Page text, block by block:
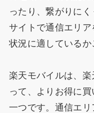
ったり、繋がりに
サイトで通信エリ
状況に適しているか
楽天モバイルは、
って、よりお得に
一つです。通信エ